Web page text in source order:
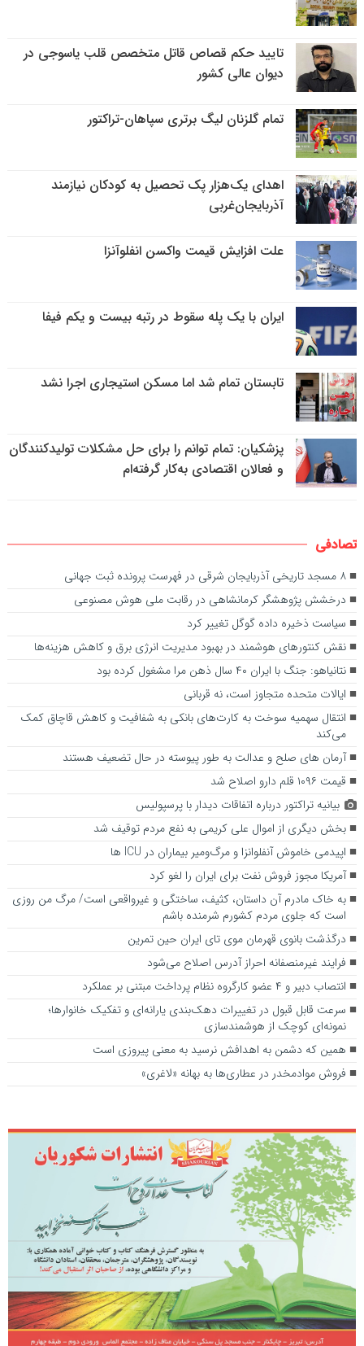
تایید حکم قصاص قاتل متخصص قلب یاسوجی در
دیوان عالی کشور
تمام گلزنان لیگ‌ برتری سپاهان-تراکتور
اهدای یک‌هزار پک تحصیل به کودکان نیازمند
آذربایجان‌غربی
علت افزایش قیمت واکسن انفلوآنزا
ایران با یک پله سقوط در رتبه بیست و یکم فیفا
تابستان تمام شد اما مسکن استیجاری اجرا نشد
پزشکیان: تمام توانم را برای حل مشکلات تولیدکنندگان
و فعالان اقتصادی به‌کار گرفته‌ام
تصادفی
۸ مسجد تاریخی آذربایجان شرقی در فهرست پرونده ثبت جهانی
درخشش پژوهشگر کرمانشاهی در رقابت ملی هوش مصنوعی
سیاست ذخیره داده گوگل تغییر کرد
نقش کنتور‌های هوشمند در بهبود مدیریت انرژی برق و کاهش هزینه‌ها
نتانیاهو: جنگ با ایران ۴۰ سال ذهن مرا مشغول کرده بود
ایالات متحده متجاوز است، نه قربانی
انتقال سهمیه سوخت به کارت‌های بانکی به شفافیت و کاهش قاچاق کمک
می‌کند
آرمان های صلح و عدالت به طور پیوسته در حال تضعیف هستند
قیمت ۱۰۹۶ قلم دارو اصلاح شد
بیانیه تراکتور درباره اتفاقات دیدار با پرسپولیس
بخش دیگری از اموال علی کریمی به نفع مردم توقیف شد
اپیدمی خاموش آنفلوانزا و مرگ‌ومیر بیماران در ICU‌ ها
آمریکا مجوز فروش نفت برای ایران را لغو کرد
به خاک مادرم آن داستان، کثیف، ساختگی و غیرواقعی است/ مرگ من روزی‌
است که جلوی مردم کشورم شرمنده باشم
درگذشت بانوی قهرمان موی تای ایران حین تمرین
فرایند غیرمنصفانه احراز آدرس اصلاح می‌شود
انتصاب دبیر و ۴ عضو کارگروه نظام پرداخت مبتنی بر عملکرد
سرعت قابل قبول در تغییرات دهک‌بندی یارانه‌ای و تفکیک خانوارها؛
نمونه‌ای کوچک از هوشمندسازی
همین که دشمن به اهدافش نرسید به معنی پیروزی است
فروش موادمخدر در عطاری‌ها به بهانه «لاغری»